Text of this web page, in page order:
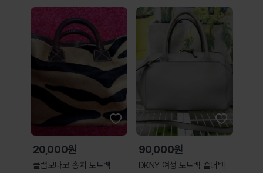
20,000원
클럽모나코 송치 토트백
90,000원
DKNY 여성 토트백 숄더백